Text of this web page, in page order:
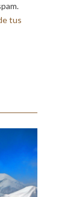
tus